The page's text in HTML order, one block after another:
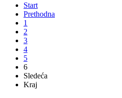
Start
Prethodna
1
2
3
4
5
6
Sledeća
Kraj